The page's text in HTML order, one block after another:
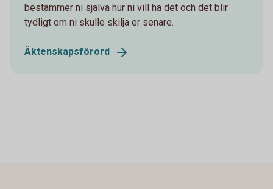
bestämmer ni själva hur ni vill ha det och det blir
tydligt om ni skulle skilja er senare.
Äktenskapsförord